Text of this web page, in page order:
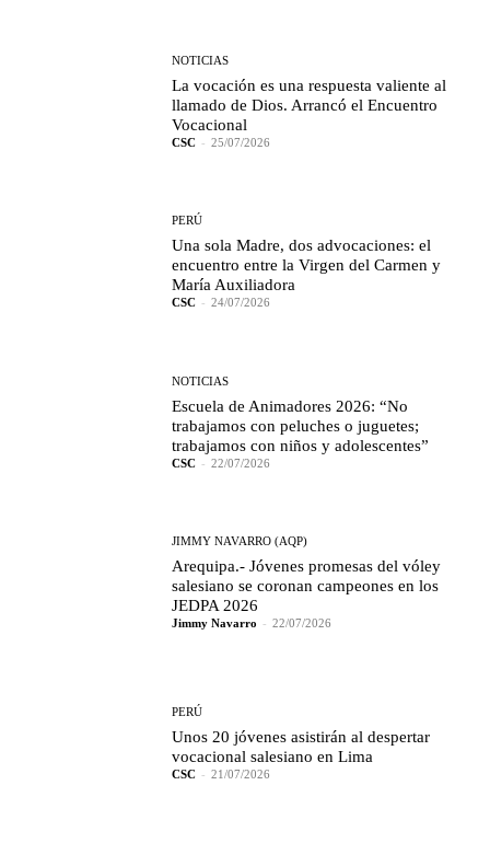
NOTICIAS
La vocación es una respuesta valiente al
llamado de Dios. Arrancó el Encuentro
Vocacional
CSC - 25/07/2026
PERÚ
Una sola Madre, dos advocaciones: el
encuentro entre la Virgen del Carmen y
María Auxiliadora
CSC - 24/07/2026
NOTICIAS
Escuela de Animadores 2026: “No
trabajamos con peluches o juguetes;
trabajamos con niños y adolescentes”
CSC - 22/07/2026
JIMMY NAVARRO (AQP)
Arequipa.- Jóvenes promesas del vóley
salesiano se coronan campeones en los
JEDPA 2026
Jimmy Navarro - 22/07/2026
PERÚ
Unos 20 jóvenes asistirán al despertar
vocacional salesiano en Lima
CSC - 21/07/2026